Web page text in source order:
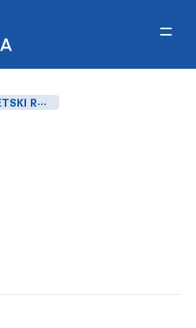
GEODETSKI RADOVI U HIP-PETROHEMIJI I FABRICI SINTETIČKOG KAUČUKA ZA 2026. GODINU